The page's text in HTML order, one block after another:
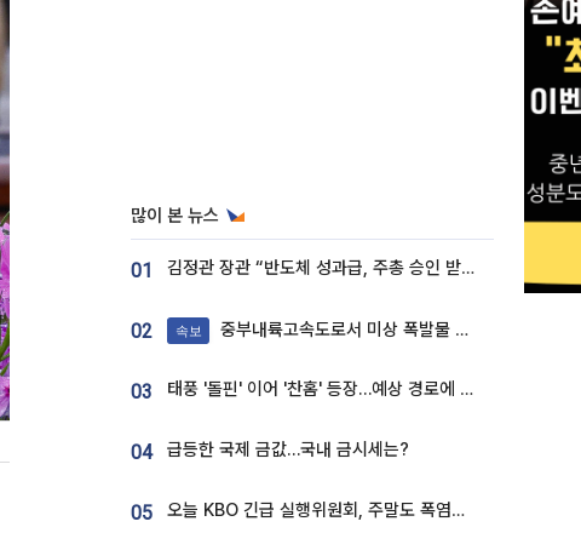
많이 본 뉴스
01 김정관 장관 “반도체 성과급, 주총 승인 받도록”…상법·자본시장법 개정 시사
02 속보 중부내륙고속도로서 미상 폭발물 발견
03 태풍 '돌핀' 이어 '찬홈' 등장…예상 경로에 한국 '한숨'
04 급등한 국제 금값…국내 금시세는?
05 오늘 KBO 긴급 실행위원회, 주말도 폭염취소 될까